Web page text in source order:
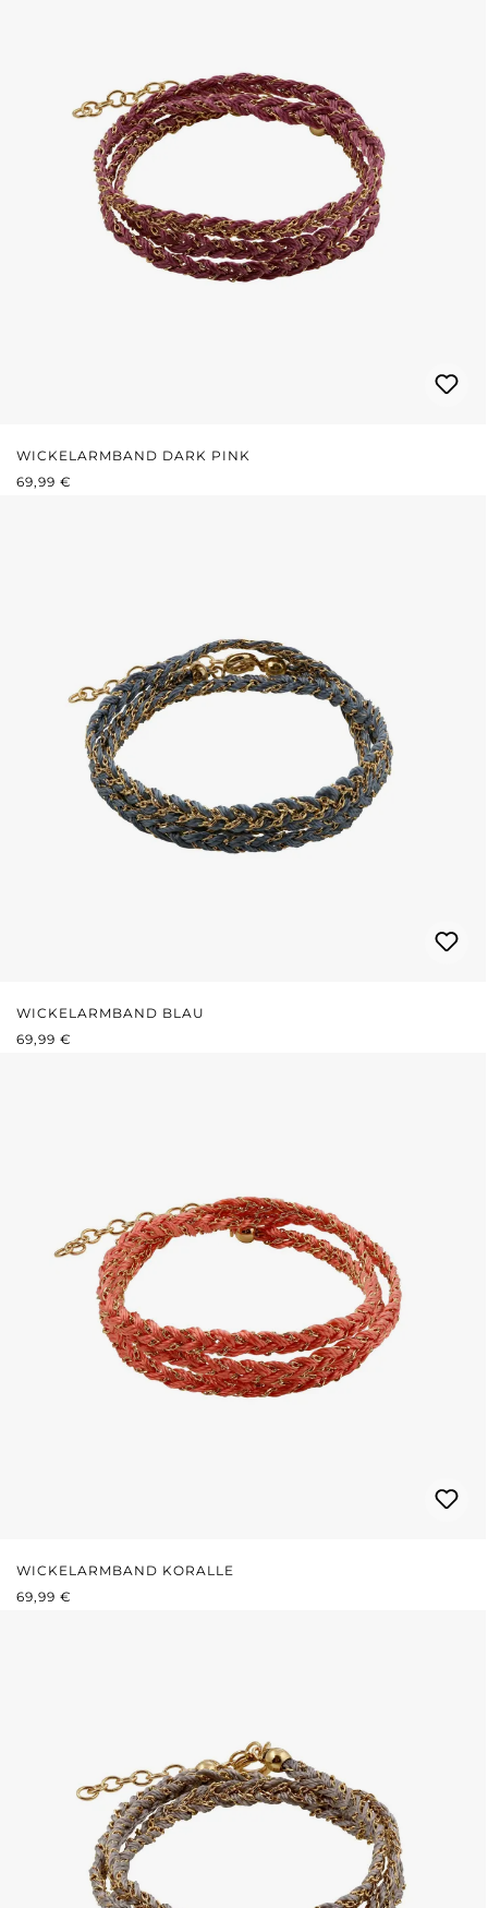
WICKELARMBAND DARK PINK
REGULÄRER PREIS:
69,99 €
WICKELARMBAND BLAU
REGULÄRER PREIS:
69,99 €
WICKELARMBAND KORALLE
REGULÄRER PREIS:
69,99 €